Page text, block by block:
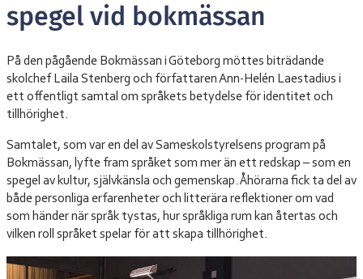
spegel vid bokmässan
På den pågående Bokmässan i Göteborg möttes biträdande
skolchef Laila Stenberg och författaren Ann-Helén Laestadius i
ett offentligt samtal om språkets betydelse för identitet och
tillhörighet.
Samtalet, som var en del av Sameskolstyrelsens program på
Bokmässan, lyfte fram språket som mer än ett redskap – som en
spegel av kultur, självkänsla och gemenskap. Åhörarna fick ta del av
både personliga erfarenheter och litterära reflektioner om vad
som händer när språk tystas, hur språkliga rum kan återtas och
vilken roll språket spelar för att skapa tillhörighet.